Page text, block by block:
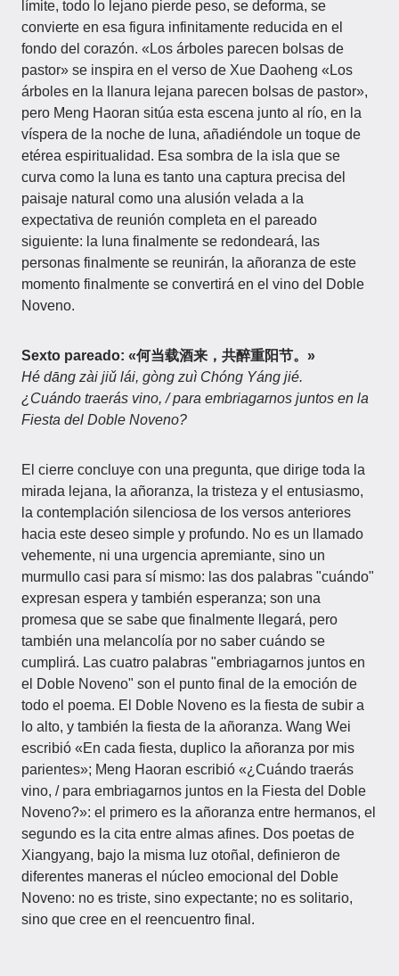
límite, todo lo lejano pierde peso, se deforma, se
convierte en esa figura infinitamente reducida en el
fondo del corazón. «Los árboles parecen bolsas de
pastor» se inspira en el verso de Xue Daoheng «Los
árboles en la llanura lejana parecen bolsas de pastor»,
pero Meng Haoran sitúa esta escena junto al río, en la
víspera de la noche de luna, añadiéndole un toque de
etérea espiritualidad. Esa sombra de la isla que se
curva como la luna es tanto una captura precisa del
paisaje natural como una alusión velada a la
expectativa de reunión completa en el pareado
siguiente: la luna finalmente se redondeará, las
personas finalmente se reunirán, la añoranza de este
momento finalmente se convertirá en el vino del Doble
Noveno.
Sexto pareado: «何当载酒来，共醉重阳节。»
Hé dāng zài jiǔ lái, gòng zuì Chóng Yáng jié.
¿Cuándo traerás vino, / para embriagarnos juntos en la
Fiesta del Doble Noveno?
El cierre concluye con una pregunta, que dirige toda la
mirada lejana, la añoranza, la tristeza y el entusiasmo,
la contemplación silenciosa de los versos anteriores
hacia este deseo simple y profundo. No es un llamado
vehemente, ni una urgencia apremiante, sino un
murmullo casi para sí mismo: las dos palabras "cuándo"
expresan espera y también esperanza; son una
promesa que se sabe que finalmente llegará, pero
también una melancolía por no saber cuándo se
cumplirá. Las cuatro palabras "embriagarnos juntos en
el Doble Noveno" son el punto final de la emoción de
todo el poema. El Doble Noveno es la fiesta de subir a
lo alto, y también la fiesta de la añoranza. Wang Wei
escribió «En cada fiesta, duplico la añoranza por mis
parientes»; Meng Haoran escribió «¿Cuándo traerás
vino, / para embriagarnos juntos en la Fiesta del Doble
Noveno?»: el primero es la añoranza entre hermanos, el
segundo es la cita entre almas afines. Dos poetas de
Xiangyang, bajo la misma luz otoñal, definieron de
diferentes maneras el núcleo emocional del Doble
Noveno: no es triste, sino expectante; no es solitario,
sino que cree en el reencuentro final.